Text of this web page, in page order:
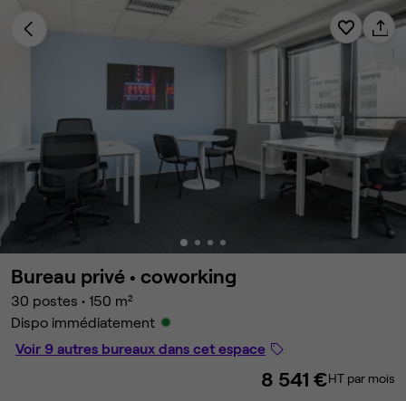
Bureau privé • coworking
30 postes • 150 m²
Dispo immédiatement
Voir 9 autres bureaux dans cet espace
8 541 €HT par mois